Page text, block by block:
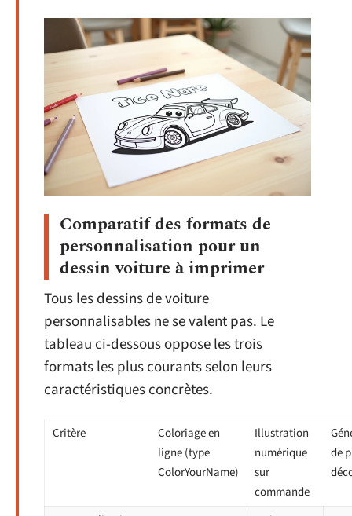
Comparatif des formats de
personnalisation pour un
dessin voiture à imprimer
Tous les dessins de voiture
personnalisables ne se valent pas. Le
tableau ci-dessous oppose les trois
formats les plus courants selon leurs
caractéristiques concrètes.
Critère
Coloriage en
ligne (type
ColorYourName)
Illustration
numérique
sur
commande
de